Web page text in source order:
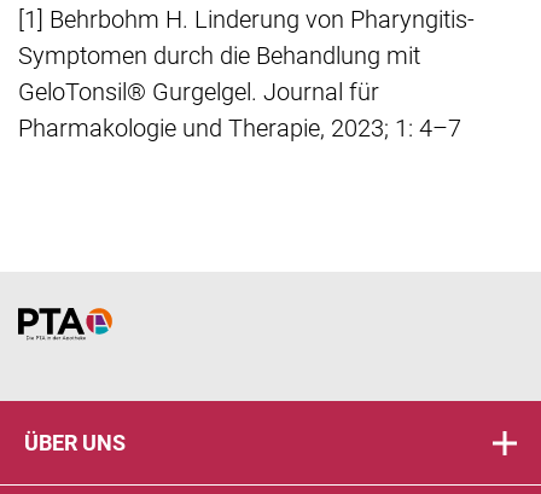
[1] Behrbohm H. Linderung von Pharyngitis-
Symptomen durch die Behandlung mit
GeloTonsil® Gurgelgel. Journal für
Pharmakologie und Therapie, 2023; 1: 4–7
Home
ÜBER UNS